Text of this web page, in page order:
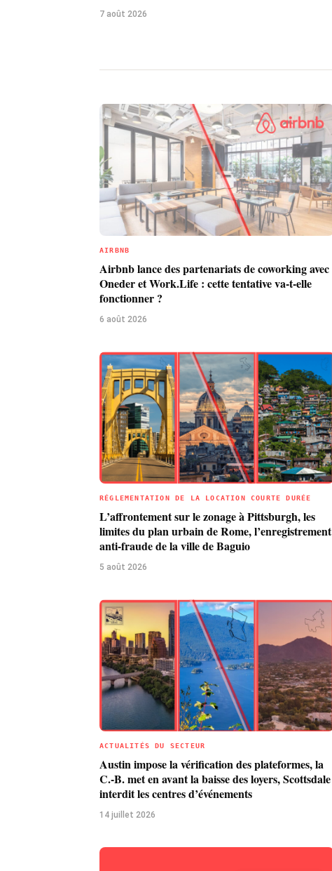
7 août 2026
AIRBNB
Airbnb lance des partenariats de coworking avec
Oneder et Work.Life : cette tentative va-t-elle
fonctionner ?
6 août 2026
RÉGLEMENTATION DE LA LOCATION COURTE DURÉE
L’affrontement sur le zonage à Pittsburgh, les
limites du plan urbain de Rome, l’enregistrement
anti-fraude de la ville de Baguio
5 août 2026
ACTUALITÉS DU SECTEUR
Austin impose la vérification des plateformes, la
C.-B. met en avant la baisse des loyers, Scottsdale
interdit les centres d’événements
14 juillet 2026